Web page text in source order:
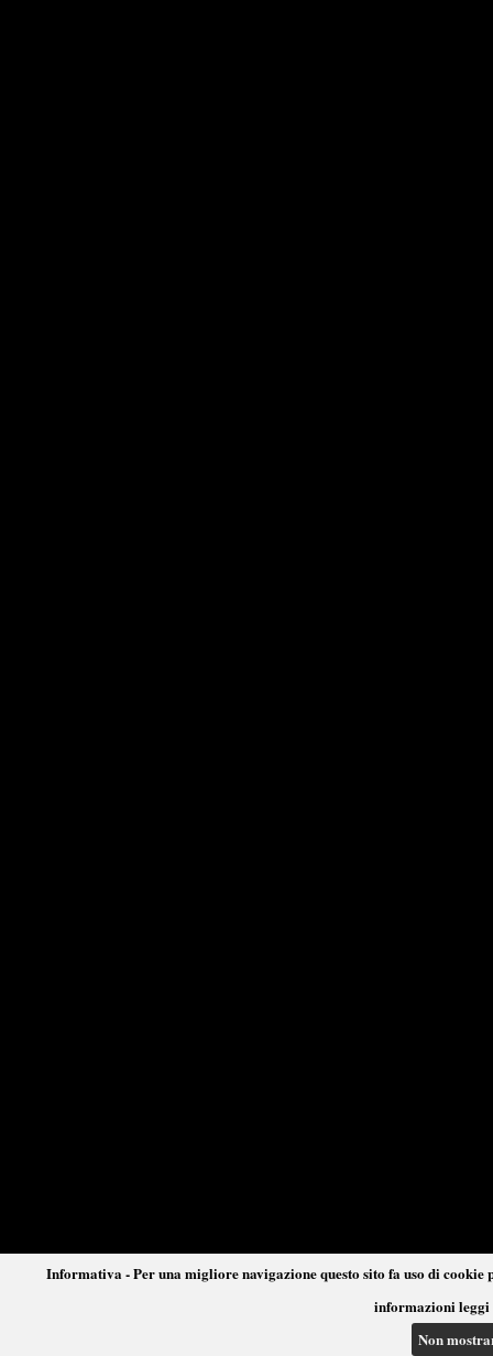
Informativa - Per una migliore navigazione questo sito fa uso di
informazioni leggi
Non